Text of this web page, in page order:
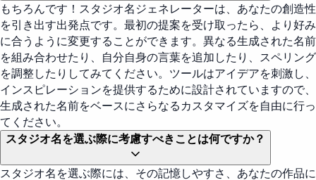
もちろんです！スタジオ名ジェネレーターは、あなたの創造性
を引き出す出発点です。最初の提案を受け取ったら、より好み
に合うように変更することができます。異なる生成された名前
を組み合わせたり、自分自身の言葉を追加したり、スペリング
を調整したりしてみてください。ツールはアイデアを刺激し、
インスピレーションを提供するために設計されていますので、
生成された名前をベースにさらなるカスタマイズを自由に行っ
てください。
スタジオ名を選ぶ際に考慮すべきことは何ですか？
スタジオ名を選ぶ際には、その記憶しやすさ、あなたの作品に